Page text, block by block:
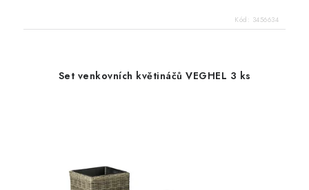
Kód: 3456634
Set venkovních květináčů VEGHEL 3 ks